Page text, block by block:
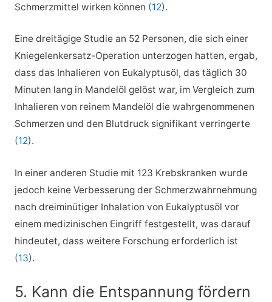
Schmerzmittel wirken können (12).
Eine dreitägige Studie an 52 Personen, die sich einer
Kniegelenkersatz-Operation unterzogen hatten, ergab,
dass das Inhalieren von Eukalyptusöl, das täglich 30
Minuten lang in Mandelöl gelöst war, im Vergleich zum
Inhalieren von reinem Mandelöl die wahrgenommenen
Schmerzen und den Blutdruck signifikant verringerte
(12).
In einer anderen Studie mit 123 Krebskranken wurde
jedoch keine Verbesserung der Schmerzwahrnehmung
nach dreiminütiger Inhalation von Eukalyptusöl vor
einem medizinischen Eingriff festgestellt, was darauf
hindeutet, dass weitere Forschung erforderlich ist
(13).
5. Kann die Entspannung fördern